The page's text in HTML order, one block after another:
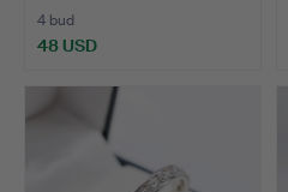
4 bud
48 USD